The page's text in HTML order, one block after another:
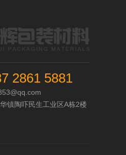
2861 5881
陶吓民生工业区A栋2楼